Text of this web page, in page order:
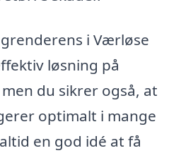
i Værløse
løsning på
du sikrer også, at
optimalt i mange
en god idé at få